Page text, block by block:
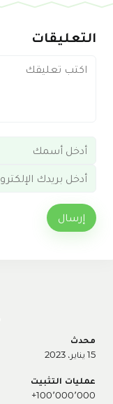
التعليقات
إرسال
محدث
15 يناير، 2023
عمليات التثبيت
100٬000٬000+